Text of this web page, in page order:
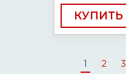
КУПИТЬ
1 2 3